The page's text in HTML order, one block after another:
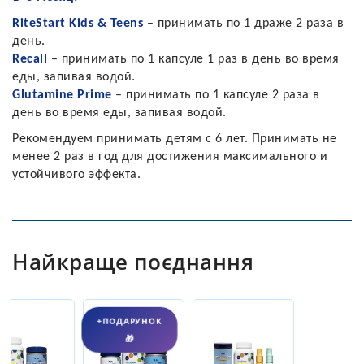
RiteStart Kids & Teens – принимать по 1 драже 2 раза в
день.
Recall
– принимать по 1 капсуле 1 раз в день во время
еды, запивая водой.
Glutamine Prime – принимать по 1 капсуле 2 раза в
день во время еды, запивая водой.
Рекомендуем принимать детям с 6 лет. Принимать не
менее 2 раз в год для достижения максимального и
устойчивого эффекта.
Найкраще поєднання
+ПОДАРУНОК